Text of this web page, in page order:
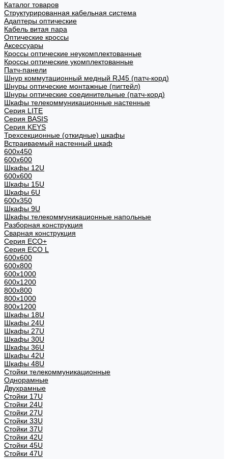
Каталог товаров
Структурированная кабельная система
Адаптеры оптические
Кабель витая пара
Оптические кроссы
Аксессуары
Кроссы оптические неукомплектованные
Кроссы оптические укомплектованные
Патч-панели
Шнур коммутационный медный RJ45 (патч-корд)
Шнуры оптические монтажные (пигтейл)
Шнуры оптические соединительные (патч-корд)
Шкафы телекоммуникационные настенные
Cерия LITE
Cерия BASIS
Cерия KEYS
Трехсекционные (откидные) шкафы
Встраиваемый настенный шкаф
600x450
600x600
Шкафы 12U
600x600
Шкафы 15U
Шкафы 6U
600x350
Шкафы 9U
Шкафы телекоммуникационные напольные
Разборная конструкция
Сварная конструкция
Серия ECO+
Серия ECO L
600x600
600x800
600х1000
600х1200
800x800
800х1000
800х1200
Шкафы 18U
Шкафы 24U
Шкафы 27U
Шкафы 30U
Шкафы 36U
Шкафы 42U
Шкафы 48U
Стойки телекоммуникационные
Однорамные
Двухрамные
Стойки 17U
Стойки 24U
Стойки 27U
Стойки 33U
Стойки 37U
Стойки 42U
Стойки 45U
Стойки 47U